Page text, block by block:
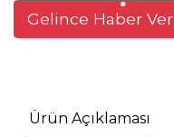
Gelince Haber Ver
Ürün Açıklaması